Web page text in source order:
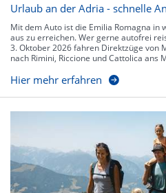
Urlaub an der Adria - schnelle
Mit dem Auto ist die Emilia Romagna in
aus zu erreichen. Wer gerne autofrei
3. Oktober 2026 fahren Direktzüge von
nach Rimini, Riccione und Cattolica ans
Hier mehr erfahren